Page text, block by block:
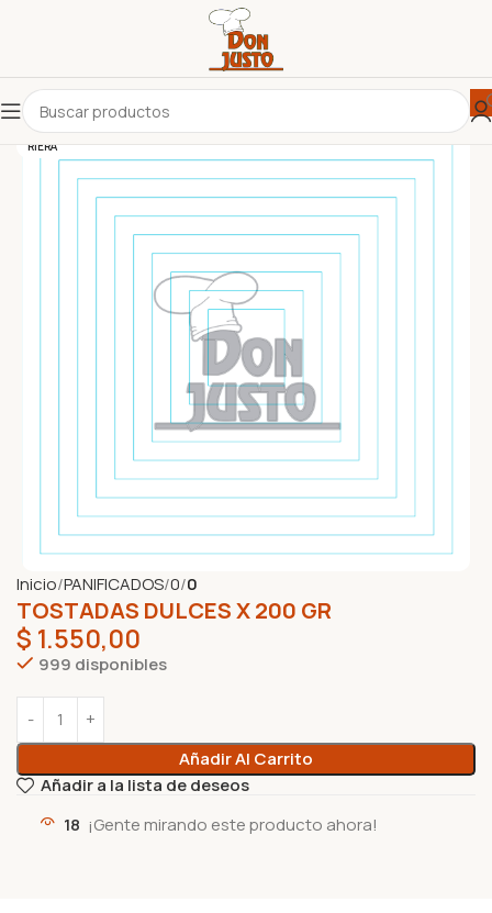
RIERA
Inicio PANIFICADOS 0 0
TOSTADAS DULCES X 200 GR
$ 1.550,00
999 disponibles
Añadir Al Carrito
Añadir a la lista de deseos
18 ¡Gente mirando este producto ahora!